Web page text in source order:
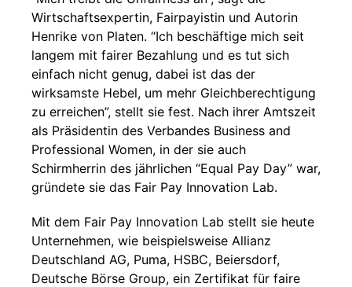
Wirtschaftsexpertin, Fairpayistin und Autorin
Henrike von Platen. “Ich beschäftige mich seit
langem mit fairer Bezahlung und es tut sich
einfach nicht genug, dabei ist das der
wirksamste Hebel, um mehr Gleichberechtigung
zu erreichen”, stellt sie fest. Nach ihrer Amtszeit
als Präsidentin des Verbandes Business and
Professional Women, in der sie auch
Schirmherrin des jährlichen “Equal Pay Day” war,
gründete sie das Fair Pay Innovation Lab.
Mit dem Fair Pay Innovation Lab stellt sie heute
Unternehmen, wie beispielsweise Allianz
Deutschland AG, Puma, HSBC, Beiersdorf,
Deutsche Börse Group, ein Zertifikat für faire